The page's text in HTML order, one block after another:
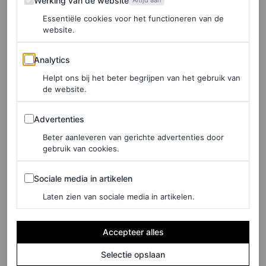
©GETTY IMAGES
voor glamourachtige kustlooks, met dramatische
zonnehoeden en romantische stukken. Bij haar aankomst
in Cannes droeg ze een knaloranje jurk met
microplooien eneen enorme geweven hoed, wederom
van Jacquemus. Ook deed ze een poging om de rok met
knopen nieuw leven in te blazen, die ze combineerde met
een blouse met Peter Pan-kraag. Maar eerlijk: haar
romantische, doorschijnende trouwjurk is misschien wel
Essentiële cookies voor het functioneren van de
website.
Analytics
Analytics
Helpt ons bij het beter begrijpen van het gebruik van
de website.
Advertenties
Advertenties
Beter aanleveren van gerichte advertenties door
gebruik van cookies.
Sociale media in artikelen
Sociale media in artikelen
Laten zien van sociale media in artikelen.
Accepteer alles
Selectie opslaan